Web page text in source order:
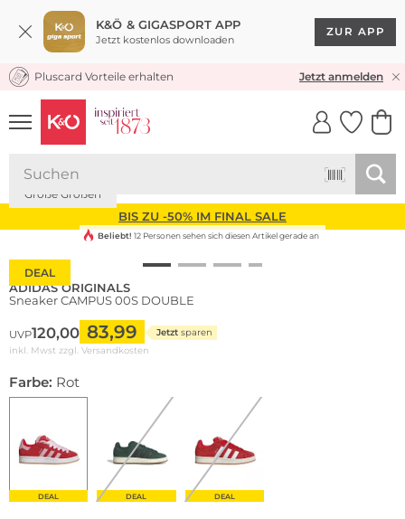
K&Ö & GIGASPORT APP
Jetzt kostenlos downloaden
ZUR APP
KOSTENLOSER VERSAND* & RÜCKVERSAND
Pluscard Vorteile erhalten Jetzt anmelden
UNSERE APP
CLICK &
BIS ZU -50% IM FINAL SALE
DEAL
Große Größen
Beliebt! 12 Personen sehen sich diesen Artikel gerade an
ADIDAS ORIGINALS
Sneaker CAMPUS 00S DOUBLE
UVP120,00 83,99 Jetzt sparen
inkl. Mwst zzgl. Versandkosten
Farbe: Rot
DEAL DEAL DEAL